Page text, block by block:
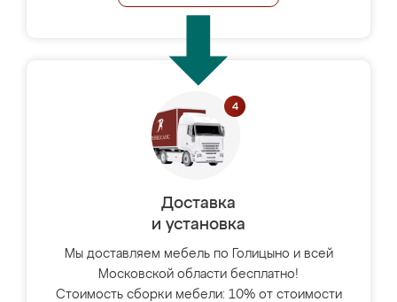
Доставка
и установка
Мы доставляем мебель по Голицыно и всей
Московской области бесплатно!
Стоимость сборки мебели: 10% от стоимости